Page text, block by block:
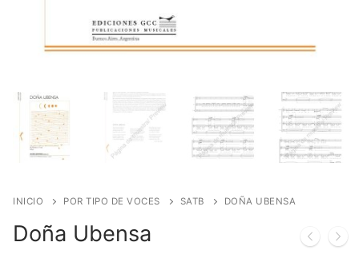
INICIO POR TIPO DE VOCES SATB DOÑA UBENSA
Doña Ubensa